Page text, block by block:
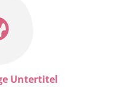
Untertitel